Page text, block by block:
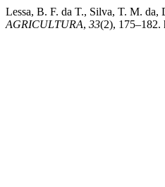
Lessa, B. F. da T., Silva, T. M.
AGRICULTURA, 33(2), 175–182.